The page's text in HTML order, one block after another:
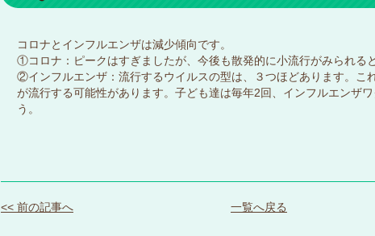
コロナとインフルエンザは減少傾向です。
①コロナ：ピークはすぎましたが、今後も散発的に小流行がみられる
②インフルエンザ：流行するウイルスの型は、３つほどあります。こ
が流行する可能性があります。子ども達は毎年2回、インフルエンザ
う。
<< 前の記事へ 一覧へ戻る